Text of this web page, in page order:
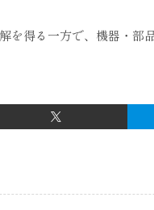
を得る一方で、機器・